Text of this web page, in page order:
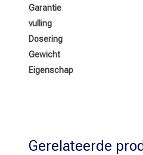
Garantie
vulling
Dosering
Gewicht
Eigenschap
Gerelateerde